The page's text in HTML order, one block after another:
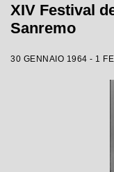
XIV Festival
Sanremo
30 GENNAIO 1964 - 1